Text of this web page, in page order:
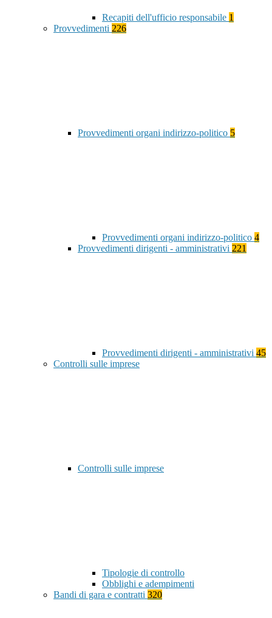
Recapiti dell'ufficio responsabile 1
Provvedimenti 226
Provvedimenti organi indirizzo-politico 5
Provvedimenti organi indirizzo-politico 4
Provvedimenti dirigenti - amministrativi 221
Provvedimenti dirigenti - amministrativi 45
Controlli sulle imprese
Controlli sulle imprese
Tipologie di controllo
Obblighi e adempimenti
Bandi di gara e contratti 320